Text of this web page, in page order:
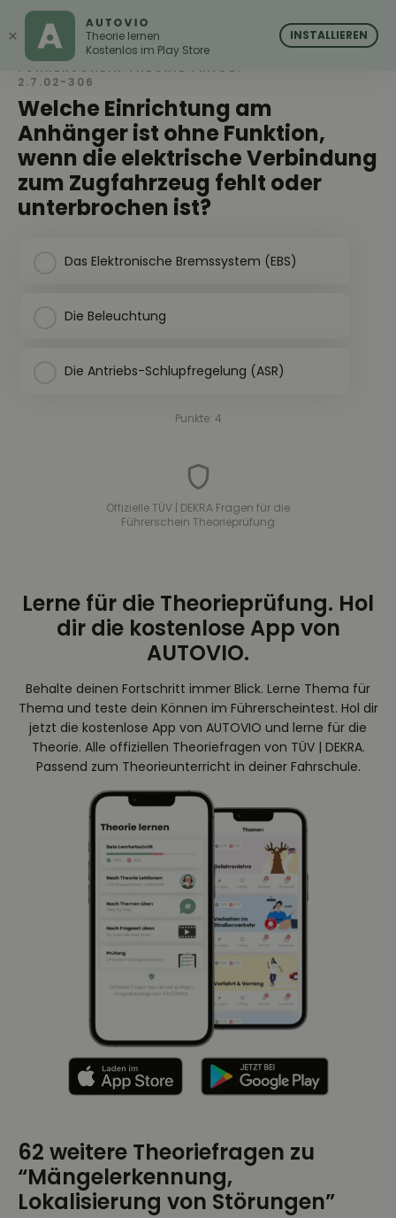
AUTOVIO
Welche Einrichtung am
Anhänger ist ohne Funktion,
wenn die elektrische Verbindung
zum Zugfahrzeug fehlt oder
unterbrochen ist?
FÜHRERSCHEIN THEORIE FRAGE:
2.7.02-306
Das Elektronische Bremssystem (EBS)
Die Beleuchtung
Die Antriebs-Schlupfregelung (ASR)
Punkte: 4
Offizielle TÜV | DEKRA Fragen für die
Führerschein Theorieprüfung
Lerne für die Theorieprüfung. Hol
dir die kostenlose App von
AUTOVIO.
Behalte deinen Fortschritt immer Blick. Lerne Thema für
Thema und teste dein Können im Führerscheintest. Hol dir
jetzt die kostenlose App von AUTOVIO und lerne für die
Theorie. Alle offiziellen Theoriefragen von TÜV | DEKRA.
Passend zum Theorieunterricht in deiner Fahrschule.
62 weitere Theoriefragen zu
“Mängelerkennung,
Lokalisierung von Störungen”
× AUTOVIO
Theorie lernen
Kostenlos im Play Store
INSTALLIEREN